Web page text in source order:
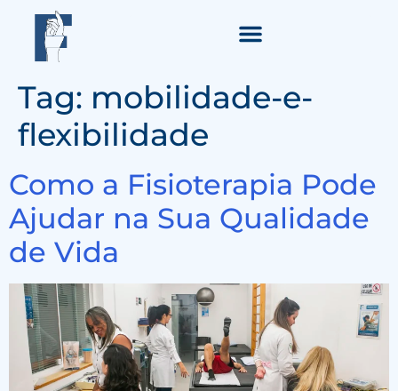
Tag: mobilidade-e-
flexibilidade
Como a Fisioterapia Pode
Ajudar na Sua Qualidade
de Vida